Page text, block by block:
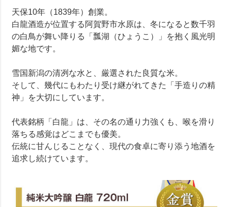
天保10年（1839年）創業。
白龍酒造が位置する阿賀野市水原は、冬になると数千羽
の白鳥が舞い降りる「瓢湖（ひょうこ）」を抱く風光明
媚な地です。
雪国新潟の清冽な水と、厳選された良質な米。
そして、幾代にもわたり受け継がれてきた「手造りの精
神」を大切にしています。
代表銘柄「白龍」は、その名の通り力強くも、喉を滑り
落ちる感覚はどこまでも優美。
伝統に甘んじることなく、現代の食卓に寄り添う地酒を
追求し続けています。